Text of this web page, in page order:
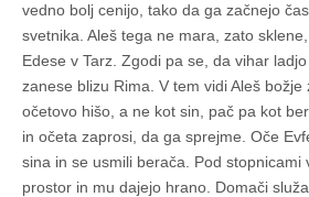
vedno bolj cenijo, tako da ga začnejo
svetnika. Aleš tega ne mara, zato
Edese v Tarz. Zgodi pa se, da vihar
zanese blizu Rima. V tem vidi Aleš
očetovo hišo, a ne kot sin, pač pa kot
in očeta zaprosi, da ga sprejme. Oče
sina in se usmili berača. Pod stopnicami
prostor in mu dajejo hrano. Domači